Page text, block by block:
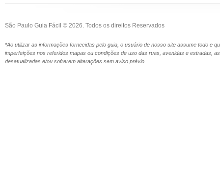
São Paulo Guia Fácil © 2026. Todos os direitos Reservados
*Ao utilizar as informações fornecidas pelo guia, o usuário de nosso site assume todo e
imperfeições nos referidos mapas ou condições de uso das ruas, avenidas e estradas,
desatualizadas e/ou sofrerem alterações sem aviso prévio.